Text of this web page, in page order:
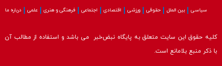
سیاسی بین الملل حقوقی ورزشی اقتصادی اجتماعی فرهنگی و هنری علمی درباره ما
کلیه حقوق این سایت متعلق به پایگاه نبض‌خبر می باشد و استفاده از مطالب آن
با ذکر منبع بلامانع است.